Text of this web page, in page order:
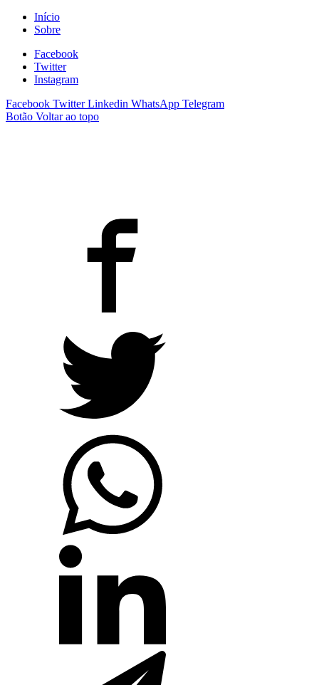
Início
Sobre
Facebook
Twitter
Instagram
Facebook Twitter Linkedin WhatsApp Telegram
Botão Voltar ao topo